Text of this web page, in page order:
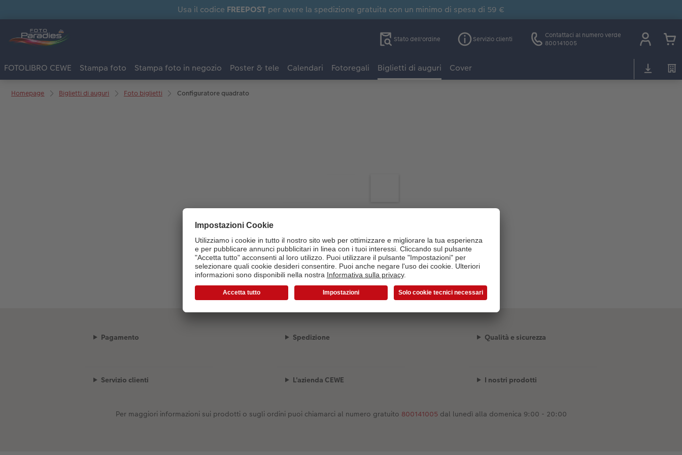
Usa il codice FREEPOST per avere la spedizione gratuita con un minimo di spesa di 59 €
Stato dell'ordine Servizio clienti
Contattaci al numero verde
800141005
FOTOLIBRO CEWE Stampa foto Stampa foto in negozio Poster & tele Calendari Fotoregali Biglietti di auguri Cover
Homepage Biglietti di auguri Foto biglietti Configuratore quadrato
Il configuratore sta caricando...
Pagamento Spedizione Qualità e sicurezza
Servizio clienti L'azienda CEWE I nostri prodotti
Per maggiori informazioni sui prodotti o sugli ordini puoi chiamarci al numero gratuito 800141005 dal lunedì alla domenica 9:00 - 20:00